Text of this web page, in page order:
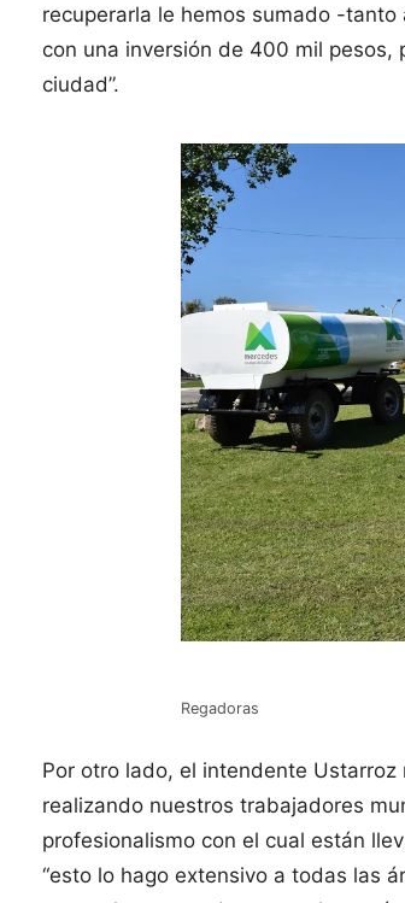
recuperarla le hemos sumado -
con una inversión de 400 mil
ciudad”.
Regadoras
Por otro lado, el intendente
realizando nuestros trabajadores
profesionalismo con el cual están
“esto lo hago extensivo a todas las